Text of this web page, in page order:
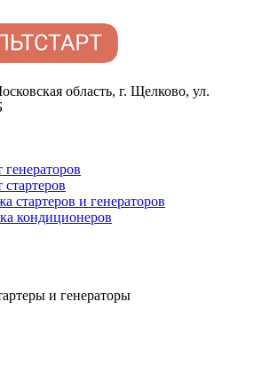
область, г. Щелково, ул.
генераторов
стартеров и генераторов
кондиционеров
и генераторы